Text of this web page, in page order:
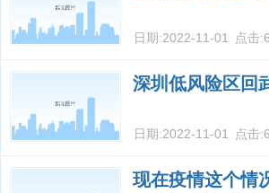
日期:2022-11-01 点击:
深圳低风险区回
日期:2022-11-01 点击:
现在疫情这个情